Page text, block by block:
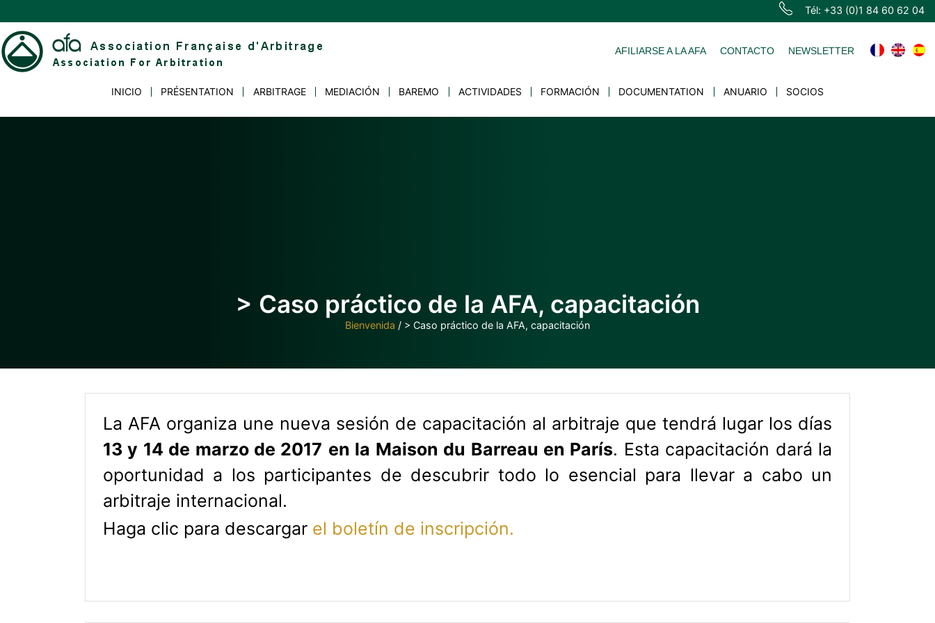
to
content
Tél: +33 (0)1 84 60 62 04
d'Arbitrage
AFILIARSE A LA AFA CONTACTO NEWSLETTER
INICIO PRÉSENTATION ARBITRAGE MEDIACIÓN BAREMO ACTIVIDADES FORMACIÓN DOCUMENTATION ANUARIO SOCIOS
> Caso práctico de la AFA, capacitación
Bienvenida / > Caso práctico de la AFA, capacitación
La AFA organiza une nueva sesión de capacitación al arbitraje que tendrá lugar los días
13 y 14 de marzo de 2017 en la Maison du Barreau en París. Esta capacitación dará la
oportunidad a los participantes de descubrir todo lo esencial para llevar a cabo un
arbitraje internacional.
Haga clic para descargar el boletín de inscripción.